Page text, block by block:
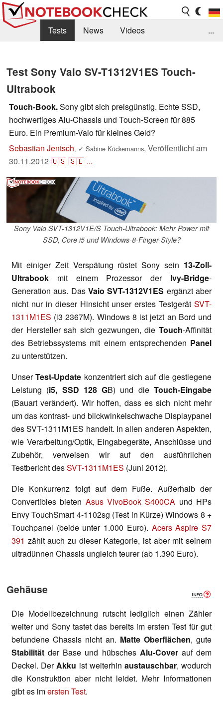
Tests News
Videos
Kaufberatung
Deals Suche
Jobs
Forum
...
Test Sony Vaio SV-T1312V1ES Touch-
Ultrabook
Touch-Book.Sony gibt sich preisgünstig. Echte SSD,
hochwertiges Alu-Chassis und Touch-Screen für 885
Euro. Ein Premium-Vaio für kleines Geld?
Sebastian Jentsch, ✓ Sabine Kückemanns, Veröffentlicht am
30.11.2012 🇺🇸🇸🇪 ...
Sony Vaio SVT-1312V1E/S Touch-Ultrabook: Mehr Power mit
SSD, Core i5 und Windows-8-Finger-Style?
Mit einiger Zeit Verspätung rüstet Sony sein 13-Zoll-
Ultrabook mit einem Prozessor der Ivy-Bridge-
Generation aus. Das Vaio SVT-1312V1ES ergänzt aber
nicht nur in dieser Hinsicht unser erstes Testgerät SVT-
1311M1ES (i3 2367M). Windows 8 ist jetzt an Bord und
der Hersteller sah sich gezwungen, die Touch-Affinität
des Betriebssystems mit einem entsprechenden Panel
zu unterstützen.
UnserTest-Update konzentriert sich auf die gestiegene
Leistung (i5, SSD 128 GB) und dieTouch-Eingabe
(Bauart verändert). Wir hoffen, dass es sich nicht mehr
um das kontrast- und blickwinkelschwache Displaypanel
des SVT-1311M1ES handelt. In allen anderen Aspekten,
wie Verarbeitung/Optik, Eingabegeräte, Anschlüsse und
Zubehör, verweisen wir auf den ausführlichen
Testbericht desSVT-1311M1ES (Juni 2012).
Die Konkurrenz folgt auf dem Fuße. Außerhalb der
Convertibles bieten Asus VivoBook S400CA und HPs
Envy TouchSmart 4-1102sg (Test in Kürze) Windows 8 +
Touchpanel (beide unter 1.000 Euro). Acers Aspire S7
391 zählt auch zu dieser Kategorie, ist aber mit seinem
ultradünnen Chassis ungleich teurer (ab 1.390 Euro).
Gehäuse
Die Modellbezeichnung rutscht lediglich einen Zähler
weiter und Sony tastet das bereits im ersten Test für gut
befundene Chassis nicht an. Matte Oberflächen, gute
Stabilitätder Base und hübsches Alu-Coverauf dem
Deckel. Der Akku ist weiterhin austauschbar, wodurch
die Konstruktion aber nicht leidet. Mehr Informationen
gibt es imersten Test.